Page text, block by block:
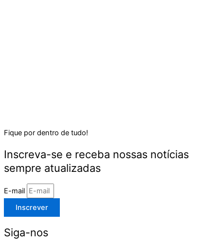
Fique por dentro de tudo!
Inscreva-se e receba nossas notícias
sempre atualizadas
E-mail
Inscrever
Siga-nos